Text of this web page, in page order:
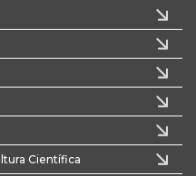
Científica